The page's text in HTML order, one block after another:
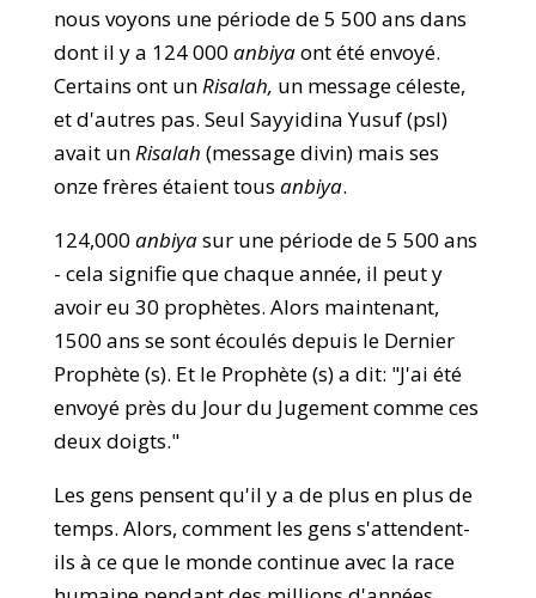
nous voyons une période de 5 500 ans dans
dont il y a 124 000 anbiyaont été envoyé.
Certains ont unRisalah, un message céleste,
et d'autres pas. Seul Sayyidina Yusuf (psl)
avait unRisalah (message divin) mais ses
onze frères étaient tous anbiya.
124,000 anbiyasur une période de 5 500 ans
- cela signifie que chaque année, il peut y
avoir eu 30 prophètes. Alors maintenant,
1500 ans se sont écoulés depuis le Dernier
Prophète (s). Et le Prophète (s) a dit: "J'ai été
envoyé près du Jour du Jugement comme ces
deux doigts."
Les gens pensent qu'il y a de plus en plus de
temps. Alors, comment les gens s'attendent-
ils à ce que le monde continue avec la race